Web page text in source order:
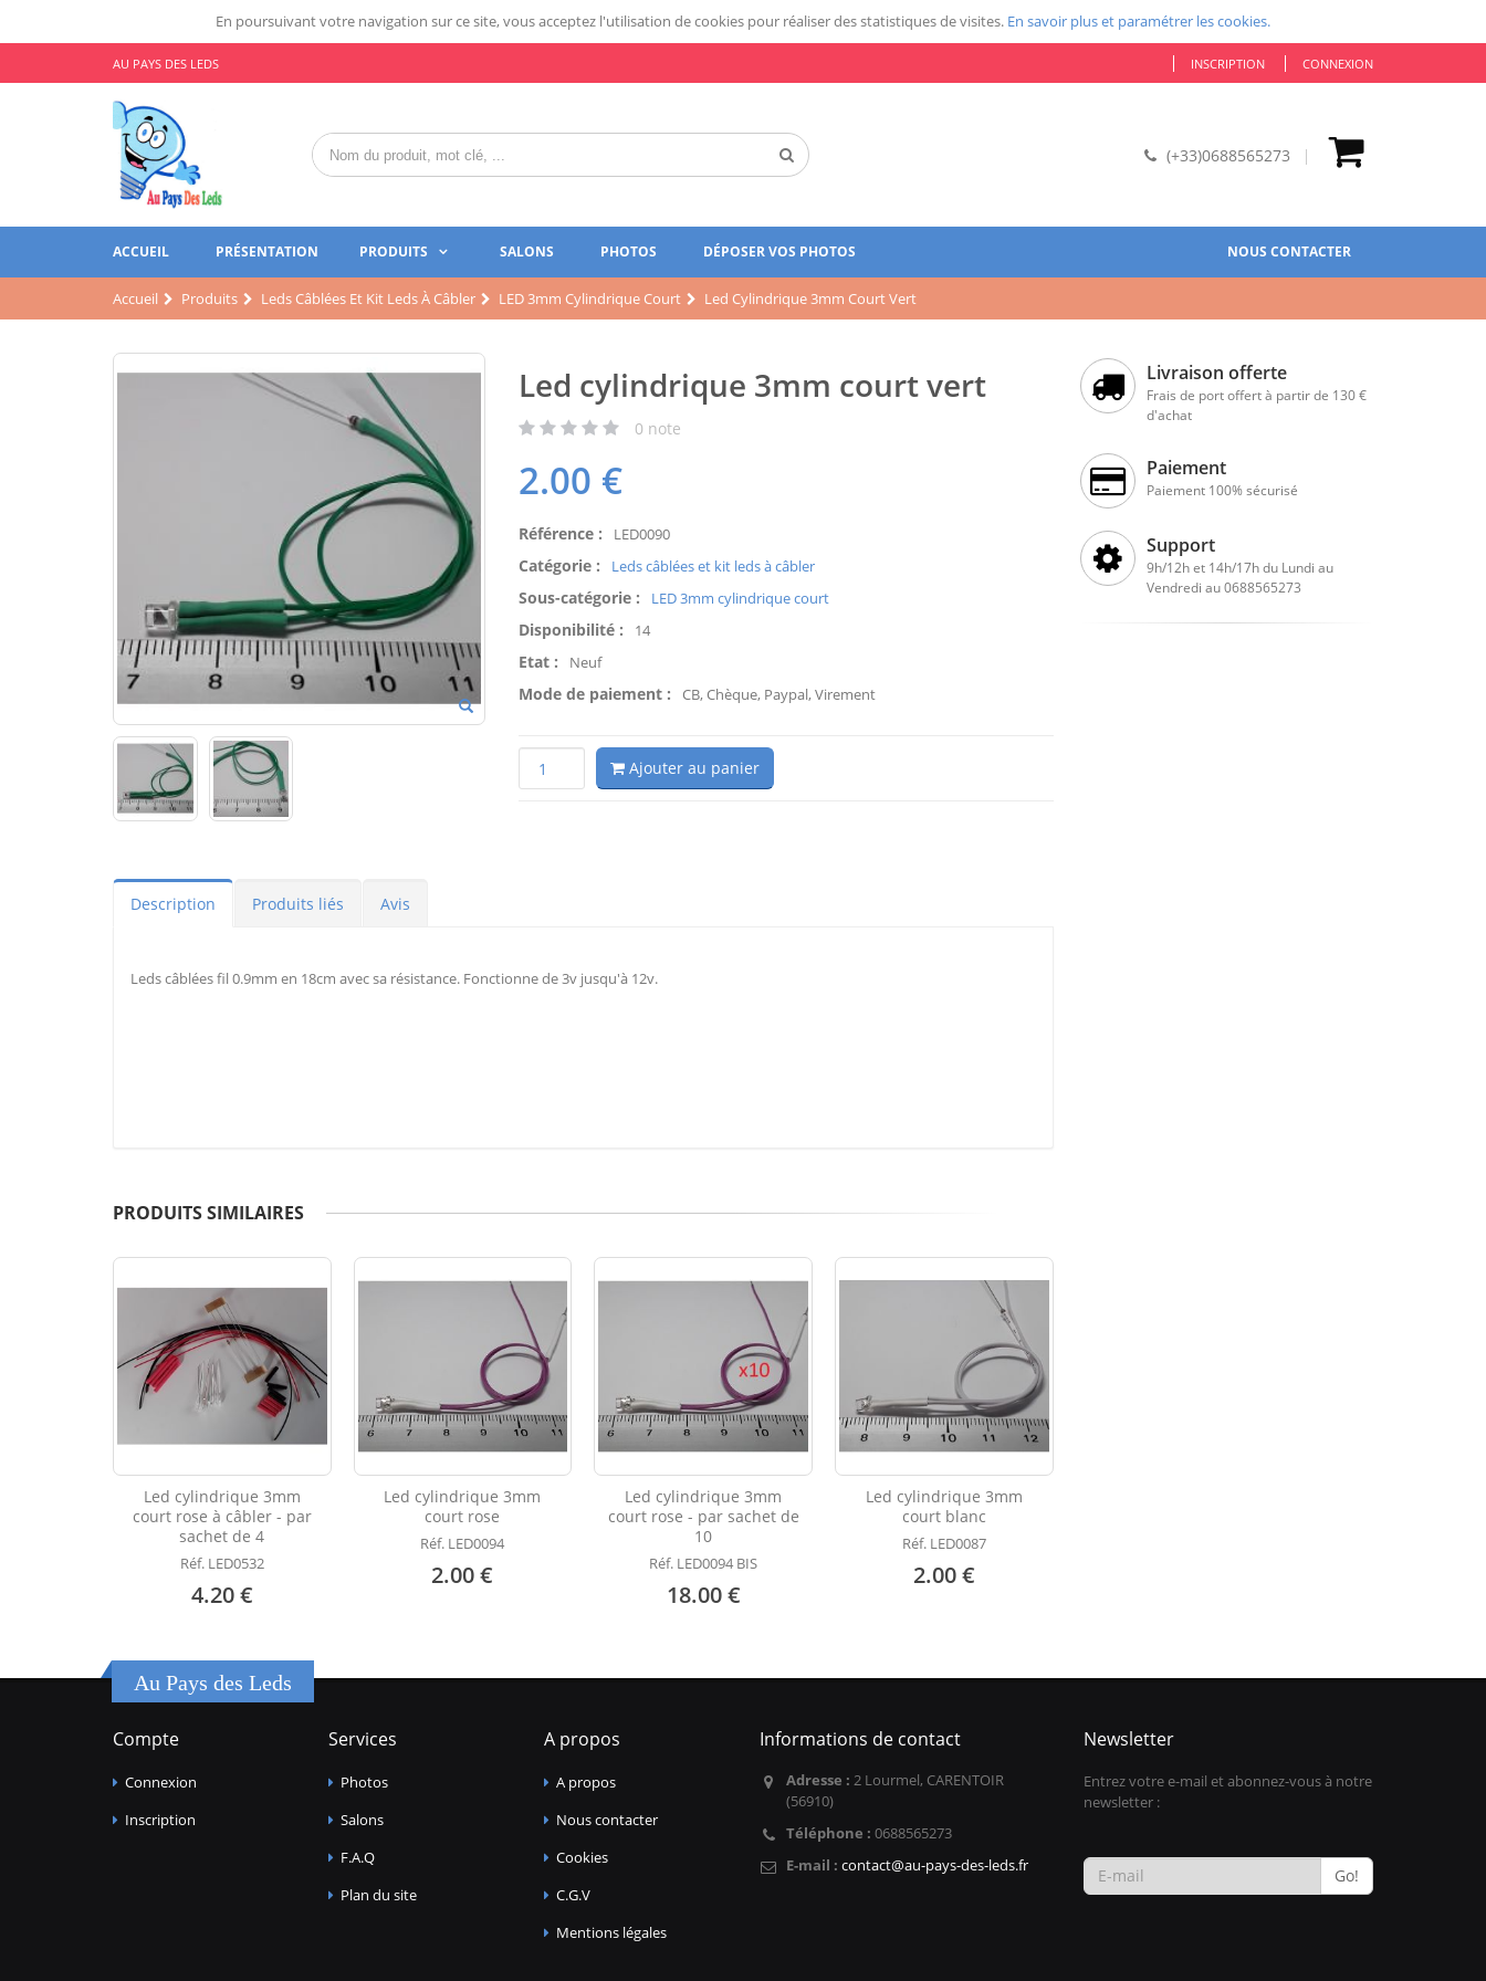
En poursuivant votre navigation sur ce site, vous acceptez l'utilisation de cookies pour réaliser des statistiques de visites. En savoir plus et paramétrer les cookies.
AU PAYS DES LEDS INSCRIPTION CONNEXION
(+33)0688565273
ACCUEIL PRÉSENTATION PRODUITS SALONS PHOTOS DÉPOSER VOS PHOTOS NOUS CONTACTER
Accueil Produits Leds Câblées Et Kit Leds À Câbler LED 3mm Cylindrique Court Led Cylindrique 3mm Court Vert
Led cylindrique 3mm court vert
0 note
2.00 €
Référence : LED0090
Catégorie : Leds câblées et kit leds à câbler
Sous-catégorie : LED 3mm cylindrique court
Disponibilité : 14
Etat : Neuf
Mode de paiement : CB, Chèque, Paypal, Virement
Ajouter au panier
Description Produits liés Avis
Leds câblées fil 0.9mm en 18cm avec sa résistance. Fonctionne de 3v jusqu'à 12v.
PRODUITS SIMILAIRES
Led cylindrique 3mm
court rose à câbler - par
sachet de 4
Réf. LED0532
4.20 €
Led cylindrique 3mm
court rose
Réf. LED0094
2.00 €
Led cylindrique 3mm
court rose - par sachet de
10
Réf. LED0094 BIS
18.00 €
Led cylindrique 3mm
court blanc
Réf. LED0087
2.00 €
Livraison offerte
Frais de port offert à partir de 130 €
d'achat
Paiement
Paiement 100% sécurisé
Support
9h/12h et 14h/17h du Lundi au
Vendredi au 0688565273
Au Pays des Leds
Compte
Connexion
Inscription
Services
Photos
Salons
F.A.Q
Plan du site
A propos
A propos
Nous contacter
Cookies
C.G.V
Mentions légales
Informations de contact
Adresse : 2 Lourmel, CARENTOIR
(56910)
Téléphone : 0688565273
E-mail : contact@au-pays-des-leds.fr
Newsletter
Entrez votre e-mail et abonnez-vous à notre
newsletter :
Go!